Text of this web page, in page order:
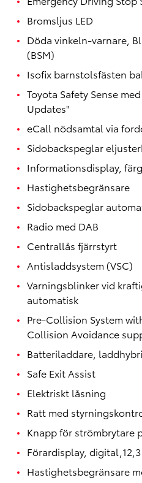
Bromsljus LED
Döda vinkeln-varnare,
(BSM)
Isofix barnstolsfästen
Toyota Safety Sense
Updates"
eCall nödsamtal via
Sidobackspeglar
Informationsdisplay,
Hastighetsbegränsare
Sidobackspeglar
Radio med DAB
Centrallås fjärrstyrt
Antisladdsystem (VSC)
Varningsblinker vid
automatisk
Pre-Collision System
Collision Avoidance
Batteriladdare,
Safe Exit Assist
Elektriskt låsning
Ratt med
Knapp för strömbrytare
Förardisplay,
Hastighetsbegränsare